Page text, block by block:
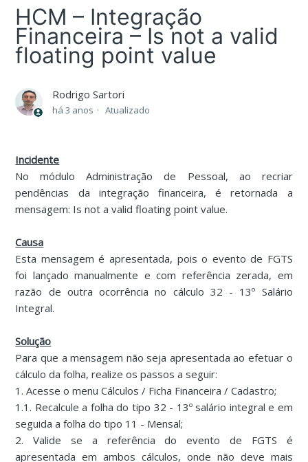
HCM – Integração
Financeira – Is not a valid
floating point value
Rodrigo Sartori
há 3 anos Atualizado
Incidente
No módulo Administração de Pessoal, ao recriar
pendências da integração financeira, é retornada a
mensagem: Is not a valid floating point value.
Causa
Esta mensagem é apresentada, pois o evento de FGTS
foi lançado manualmente e com referência zerada, em
razão de outra ocorrência no cálculo 32 - 13º Salário
Integral.
Solução
Para que a mensagem não seja apresentada ao efetuar o
cálculo da folha, realize os passos a seguir:
1. Acesse o menu Cálculos / Ficha Financeira / Cadastro;
1.1. Recalcule a folha do tipo 32 - 13º salário integral e em
seguida a folha do tipo 11 - Mensal;
2. Valide se a referência do evento de FGTS é
apresentada em ambos cálculos, onde não deve mais